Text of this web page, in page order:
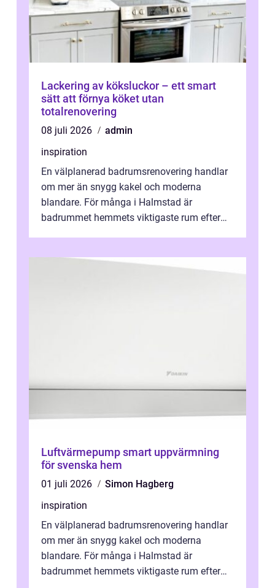
Lackering av köksluckor – ett smart
sätt att förnya köket utan
totalrenovering
08 juli 2026
admin
inspiration
En välplanerad badrumsrenovering handlar
om mer än snygg kakel och moderna
blandare. För många i Halmstad är
badrummet hemmets viktigaste rum efter
Luftvärmepump smart uppvärmning
för svenska hem
01 juli 2026
Simon Hagberg
inspiration
En välplanerad badrumsrenovering handlar
om mer än snygg kakel och moderna
blandare. För många i Halmstad är
badrummet hemmets viktigaste rum efter